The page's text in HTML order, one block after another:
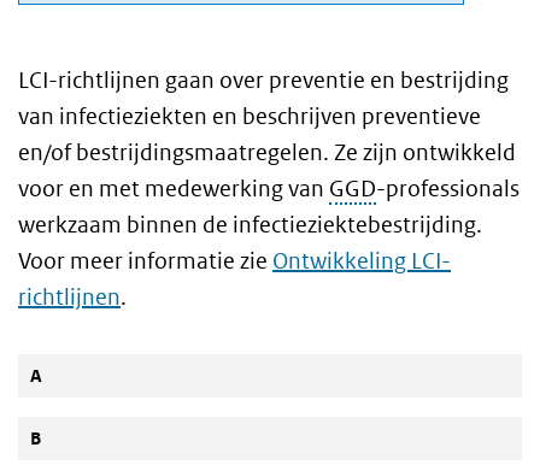
LCI-richtlijnen gaan over preventie en bestrijding
van infectieziekten en beschrijven preventieve
en/of bestrijdingsmaatregelen. Ze zijn ontwikkeld
voor en met medewerking van GGD-professionals
werkzaam binnen de infectieziektebestrijding.
Voor meer informatie zie Ontwikkeling LCI-
richtlijnen.
A
B